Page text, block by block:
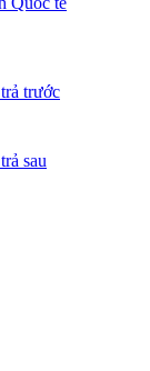
trước
sau